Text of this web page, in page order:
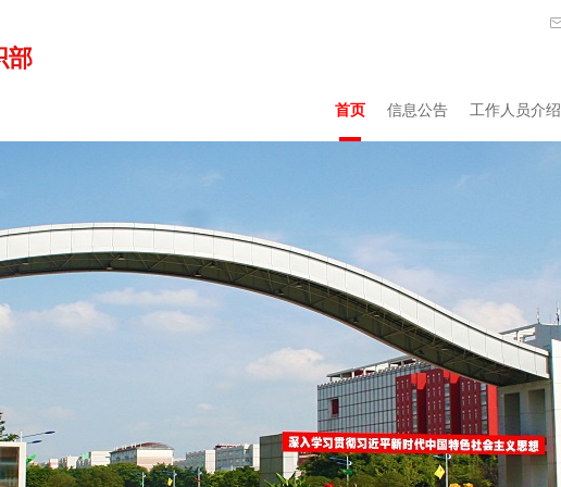
部
首页 信息公告 工作人员介绍